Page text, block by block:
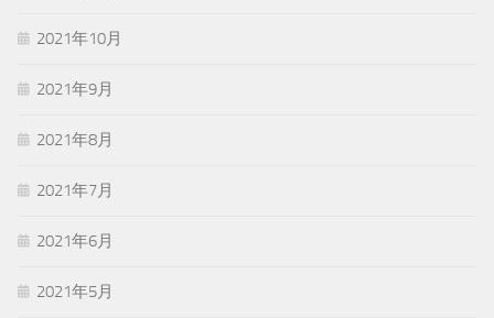
2021年10月
2021年9月
2021年8月
2021年7月
2021年6月
2021年5月